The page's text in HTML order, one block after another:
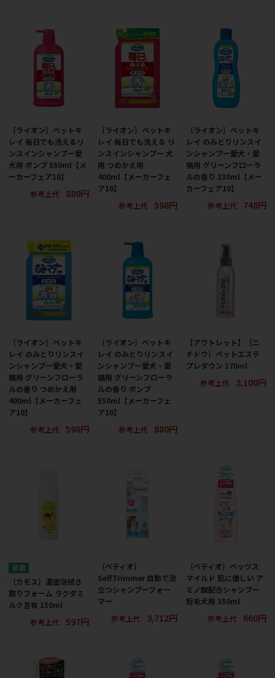
［ライオン］ペットキ
レイ 毎日でも洗えるリ
ンスインシャンプー愛
犬用 ポンプ 550ml【メ
ーカーフェア10】
参考上代
880円
［ライオン］ペットキ
レイ 毎日でも洗える リ
ンスインシャンプー 犬
用 つめかえ用
400ml【メーカーフェ
ア10】
参考上代
598円
［ライオン］ペットキ
レイ のみとりリンスイ
ンシャンプー愛犬・愛
猫用 グリーンフローラ
ルの香り 330ml【メー
カーフェア10】
参考上代
748円
［ライオン］ペットキ
レイ のみとりリンスイ
ンシャンプー愛犬・愛
猫用 グリーンフローラ
ルの香り つめかえ用
400ml【メーカーフェ
ア10】
参考上代
598円
［ライオン］ペットキ
レイ のみとりリンスイ
ンシャンプー愛犬・愛
猫用 グリーンフローラ
ルの香り ポンプ
550ml【メーカーフェ
ア10】
参考上代
880円
【アウトレット】［ニ
チドウ］ペットエステ
プレダウン 170ml
参考上代
3,100円
［カモス］濃密泡拭き
取りフォーム ラクダミ
ルク含有 150ml
参考上代
597円
［ペティオ］
SelfTrimmer 自動で泡
立つシャンプーフォー
マー
参考上代
3,712円
［ペティオ］ペッツス
マイルド 肌に優しい ア
ミノ酸配合シャンプー
短毛犬用 350ml
参考上代
660円